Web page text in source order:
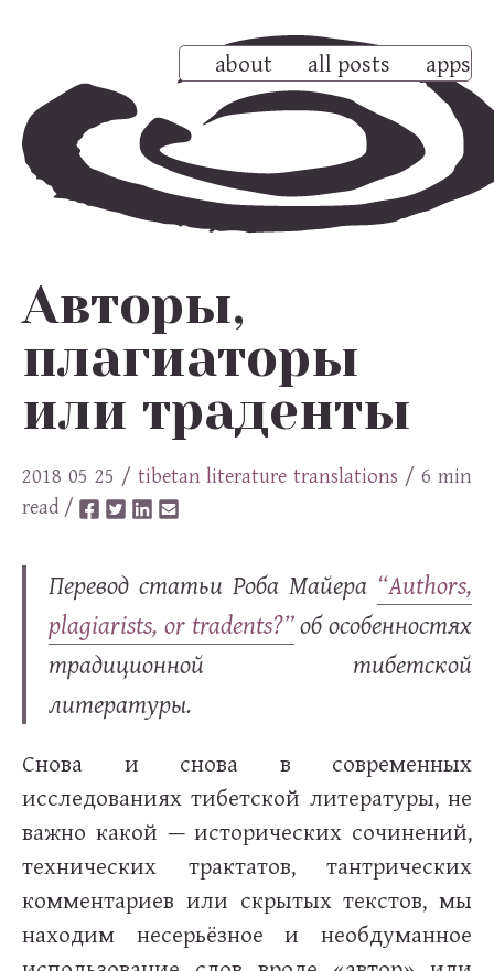
about all posts apps
Авторы,
плагиаторы
или траденты
2018 05 25 / tibetan literature translations / 6 min
read /
Перевод статьи Роба Майера “Authors,
plagiarists, or tradents?”об особенностях
традиционной тибетской
литературы.
Снова и снова в современных
исследованиях тибетской литературы, не
важно какой — исторических сочинений,
технических трактатов, тантрических
комментариев или скрытых текстов, мы
находим несерьёзное и необдуманное